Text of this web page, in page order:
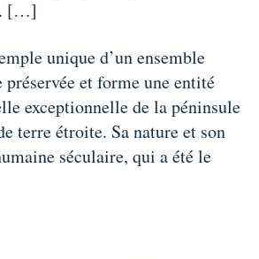
[…]
unique d’un ensemble
et forme une entité
exceptionnelle de la péninsule
terre étroite. Sa nature et son
séculaire, qui a été le